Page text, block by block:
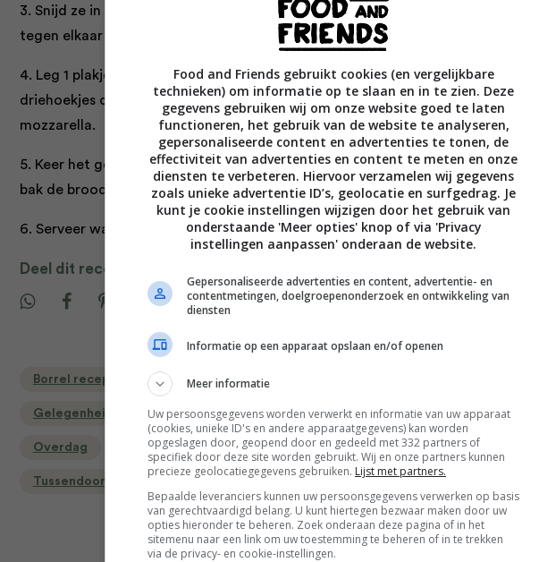
3. Snijd ze in stukjes van 3 cm en vorm er driehoekjes van door steeds 6 stukjes
tegen elkaar te drukken.
4. Leg 1 plakje mozzarella op elk driehoekje. Snijd uit het overgebleven deegvel
driehoekjes die net zo groot zijn als de worstendriehoekjes en druk ze op de
mozzarella.
5. Keer het geheel om. Bestrijk de zichtbare delen van het deeg met eidooier en
bak de broodjes 20 minuten in een voorverwarmde oven op 210 °C.
6. Serveer warm of op kamertemperatuur.
Deel dit recept
Bewaar recept
Borrel recepten Borrelhapjes recepten
Gelegenheid Kaas Lunch recepten Makkelijke recepten
Overdag Picknick recepten Recepten Super groen
Tussendoortjes Wat eten we vandaag?
Food and Friends gebruikt cookies (en vergelijkbare
technieken) om informatie op te slaan en in te zien. Deze
gegevens gebruiken wij om onze website goed te laten
functioneren, het gebruik van de website te analyseren,
gepersonaliseerde content en advertenties te tonen, de
effectiviteit van advertenties en content te meten en onze
diensten te verbeteren. Hiervoor verzamelen wij gegevens
zoals unieke advertentie ID’s, geolocatie en surfgedrag. Je
kunt je cookie instellingen wijzigen door het gebruik van
onderstaande 'Meer opties' knop of via 'Privacy
instellingen aanpassen' onderaan de website.
Gepersonaliseerde advertenties en content, advertentie- en
contentmetingen, doelgroepenonderzoek en ontwikkeling van
diensten
Informatie op een apparaat opslaan en/of openen
Meer informatie
Uw persoonsgegevens worden verwerkt en informatie van uw apparaat
(cookies, unieke ID's en andere apparaatgegevens) kan worden
opgeslagen door, geopend door en gedeeld met 332 partners of
specifiek door deze site worden gebruikt. Wij en onze partners kunnen
precieze geolocatiegegevens gebruiken. Lijst met partners.
Bepaalde leveranciers kunnen uw persoonsgegevens verwerken op basis
van gerechtvaardigd belang. U kunt hiertegen bezwaar maken door uw
opties hieronder te beheren. Zoek onderaan deze pagina of in het
sitemenu naar een link om uw toestemming te beheren of in te trekken
via de privacy- en cookie-instellingen.